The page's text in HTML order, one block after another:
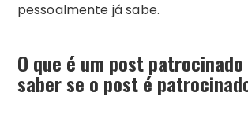
pessoalmente já sabe.
O que é um post
saber se o post é